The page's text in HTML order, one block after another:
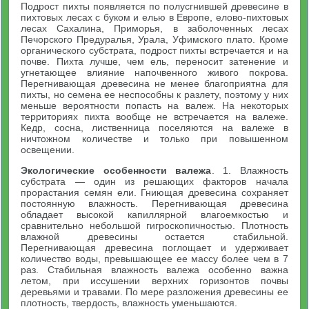
Подрост пихты появляется по полусгнившей древесине в
пихтовых лесах с буком и елью в Европе, елово-пихтовых
лесах Сахалина, Приморья, в заболоченных лесах
Печорского Предуралья, Урала, Уфимского плато. Кроме
органического субстрата, подрост пихты встречается и на
почве. Пихта лучше, чем ель, переносит затенение и
угнетающее влияние напочвенного живого покрова.
Перегнивающая древесина не менее благоприятна для
пихты, но семена ее неспособны к разлету, поэтому у них
меньше вероятности попасть на валеж. На некоторых
территориях пихта вообще не встречается на валеже.
Кедр, сосна, лиственница поселяются на валеже в
ничтожном количестве и только при повышенном
освещении.
Экологические особенности валежа . 1. Влажность
субстрата — один из решающих факторов начала
прорастания семян ели. Гниющая древесина сохраняет
постоянную влажность. Перегнивающая древесина
обладает высокой капиллярной влагоемкостью и
сравнительно небольшой гигроскопичностью. Плотность
влажной древесины остается стабильной.
Перегнивающая древесина поглощает и удерживает
количество воды, превышающее ее массу более чем в 7
раз. Стабильная влажность валежа особенно важна
летом, при иссушении верхних горизонтов почвы
деревьями и травами. По мере разложения древесины ее
плотность, твердость, влажность уменьшаются.